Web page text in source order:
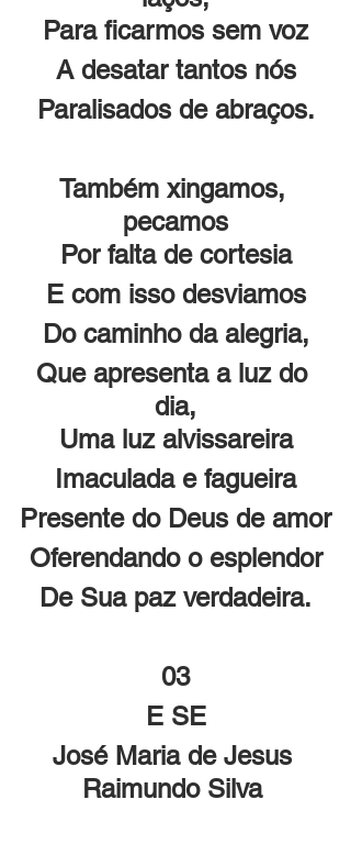
Para ficarmos sem voz
A desatar tantos nós
Paralisados de abraços.
Também xingamos,
pecamos
Por falta de cortesia
E com isso desviamos
Do caminho da alegria,
Que apresenta a luz do
dia,
Uma luz alvissareira
Imaculada e fagueira
Presente do Deus de amor
Oferendando o esplendor
De Sua paz verdadeira.
03
E SE
José Maria de Jesus
Raimundo Silva